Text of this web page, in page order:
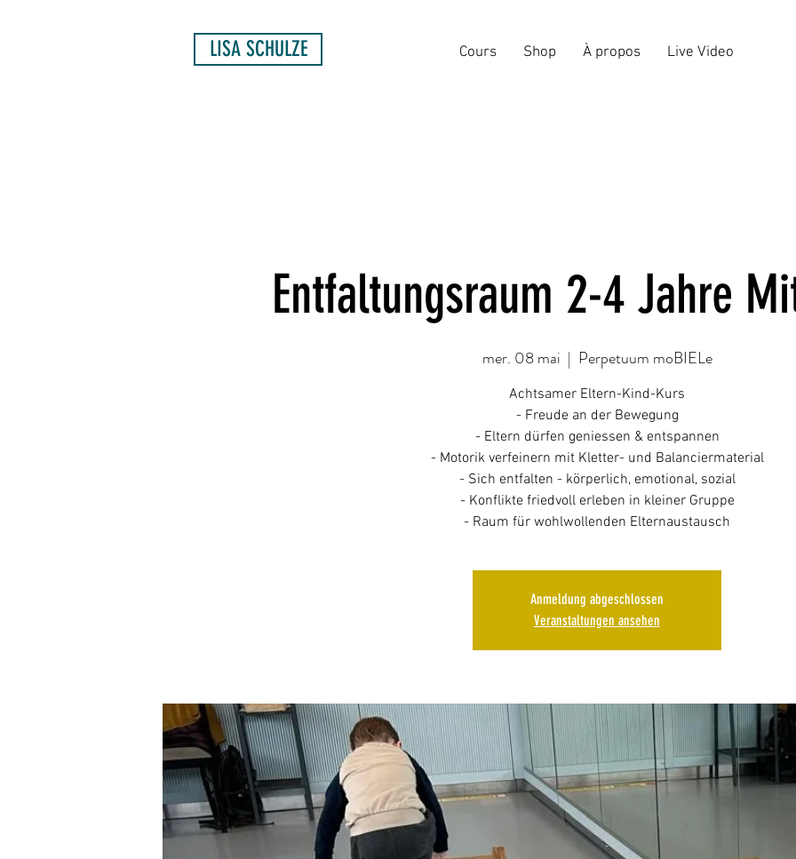
Cours Shop À propos Live Video
LISA SCHULZE
Entfaltungsraum 2-4 Jahre
mer. 08 mai
  |
Perpetuum moBIELe
Achtsamer Eltern-Kind-Kurs
- Freude an der Bewegung
- Eltern dürfen geniessen & entspannen
- Motorik verfeinern mit Kletter- und Balanciermaterial
- Sich entfalten - körperlich, emotional, sozial
- Konflikte friedvoll erleben in kleiner Gruppe
- Raum für wohlwollenden Elternaustausch
Anmeldung abgeschlossen
Veranstaltungen ansehen